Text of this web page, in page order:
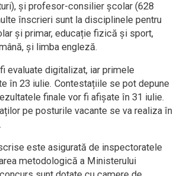
și profesor-consilier școlar (628
înscrieri sunt la disciplinele pentru
și primar, educație fizică și sport,
și limba engleză.
evaluate digitalizat, iar primele
în 23 iulie. Contestațiile se pot depune
finale vor fi afișate în 31 iulie.
pe posturile vacante se va realiza în
este asigurată de inspectoratele
metodologică a Ministerului